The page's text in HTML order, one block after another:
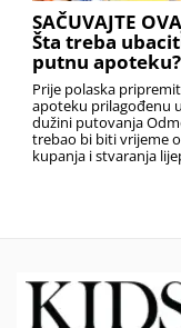
SAČUVAJTE
Šta treba
putnu apoteku?
Prije polaska
apoteku prilagođenu
dužini putovanja
trebao bi biti vrijeme
kupanja i stvaranja